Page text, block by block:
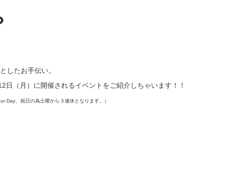
したお手伝い。
日（月）に開催されるイベントをご紹介しちゃいます！！
Day、祝日の為土曜から３連休となります。）